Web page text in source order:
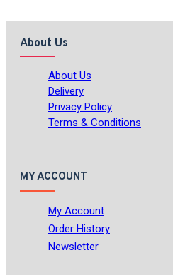
About Us
About Us
Delivery
Privacy Policy
Terms & Conditions
MY ACCOUNT
My Account
Order History
Newsletter